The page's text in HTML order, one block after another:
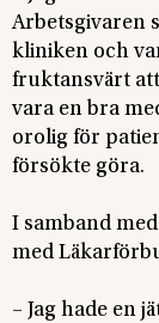
Arbetsgivaren
kliniken och
fruktansvärt
vara en bra
orolig för
försökte göra.
I samband
med
– Jag hade en